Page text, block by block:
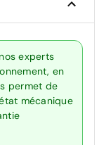
experts
en
permet de
mécanique